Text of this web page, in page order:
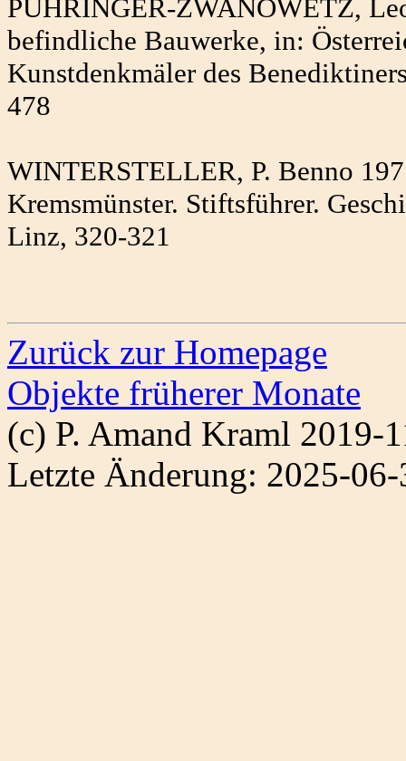
PÜHRINGER-ZWANOWETZ,
befindliche Bauwerke, in:
Kunstdenkmäler des
478
WINTERSTELLER, P. Benno
Kremsmünster. Stiftsführer.
Linz, 320-321
Zurück zur Homepage
Objekte früherer Monate
(c) P. Amand Kraml 2019-
Letzte Änderung: 2025-